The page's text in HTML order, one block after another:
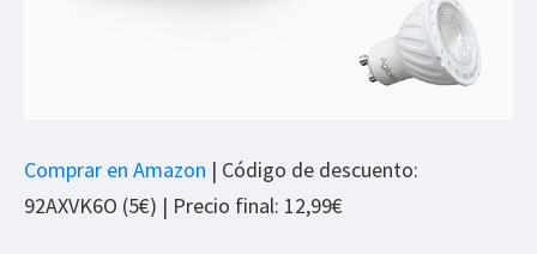
Comprar en Amazon | Código de descuento:
92AXVK6O (5€) | Precio final: 12,99€